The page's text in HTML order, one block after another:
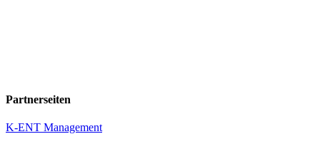
Partnerseiten
K-ENT Management